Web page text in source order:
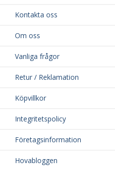
Kontakta oss
Om oss
Vanliga frågor
Retur / Reklamation
Köpvillkor
Integritetspolicy
Företagsinformation
Hovabloggen